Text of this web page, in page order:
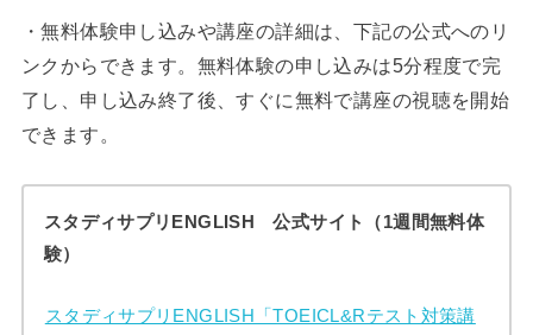
・無料体験申し込みや講座の詳細は、下記の公式へのリ
ンクからできます。無料体験の申し込みは5分程度で完
了し、申し込み終了後、すぐに無料で講座の視聴を開始
できます。
スタディサプリENGLISH 公式サイト（1週間無料体
験）
スタディサプリENGLISH「TOEICL&Rテスト対策講